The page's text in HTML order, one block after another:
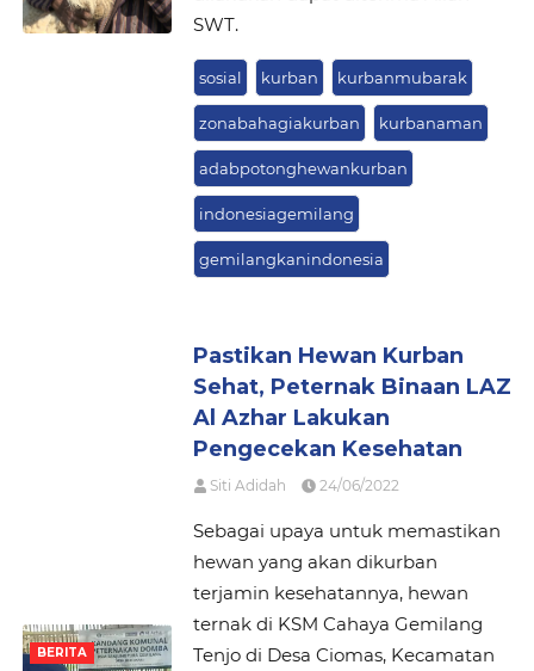
SWT.
sosial kurban kurbanmubarak
zonabahagiakurban kurbanaman
adabpotonghewankurban
indonesiagemilang
gemilangkanindonesia
BERITA
Pastikan Hewan Kurban
Sehat, Peternak Binaan LAZ
Al Azhar Lakukan
Pengecekan Kesehatan
Siti Adidah 24/06/2022
Sebagai upaya untuk memastikan
hewan yang akan dikurban
terjamin kesehatannya, hewan
ternak di KSM Cahaya Gemilang
Tenjo di Desa Ciomas, Kecamatan